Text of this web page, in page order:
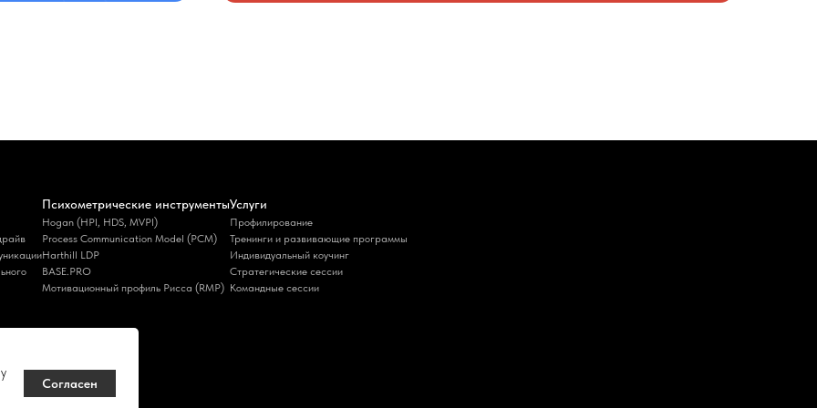
Психометрические инструменты
Hogan (HPI, HDS, MVPI)
Process Communication Model (PCM)
Harthill LDP
BASE.PRO
Мотивационный профиль Рисса (RMP)
Услуги
Профилирование
Тренинги и развивающие программы
Индивидуальный коучинг
Стратегические сессии
Командные сессии
Согласен